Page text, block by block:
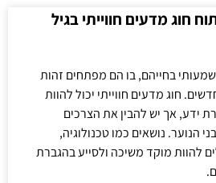
חוג מדעים חווייתי בגיל
בחייהם, בו הם מפתחים זהות
חוג מדעים חווייתי יכול להוות
ידע, אך יש להבין את הצרכים
הנוער. נושאים כמו טכנולוגיה,
להוות מוקד משיכה ולסייע בהגברת